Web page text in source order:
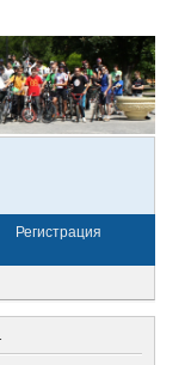
Регистрация